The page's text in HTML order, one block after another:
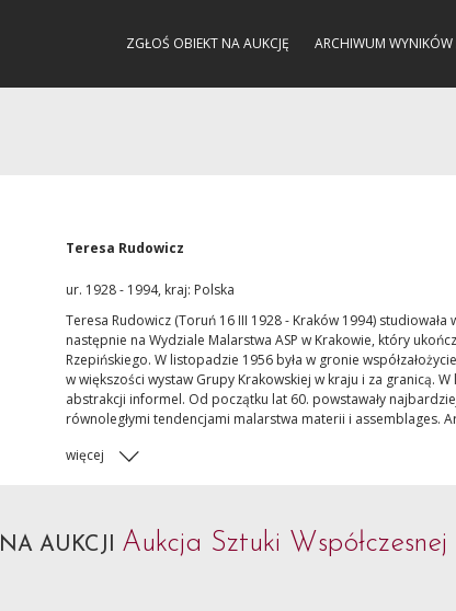
ZGŁOŚ OBIEKT NA AUKCJĘ ARCHIWUM WYNIKÓW
Teresa Rudowicz
ur. 1928 - 1994, kraj: Polska
Teresa Rudowicz (Toruń 16 III 1928 - Kraków 1994) studiowała
następnie na Wydziale Malarstwa ASP w Krakowie, który
Rzepińskiego. W listopadzie 1956 była w gronie
w większości wystaw Grupy Krakowskiej w kraju i za granicą.
abstrakcji informel. Od początku lat 60. powstawały
równoległymi tendencjami malarstwa materii i assemblages.
więcej
NA AUKCJI Aukcja Sztuki